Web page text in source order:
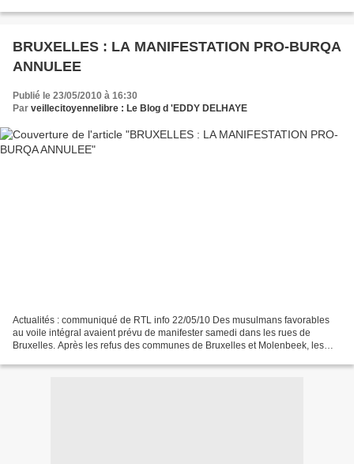
BRUXELLES : LA MANIFESTATION PRO-BURQA
ANNULEE
Publié le 23/05/2010 à 16:30
Par veillecitoyennelibre : Le Blog d 'EDDY DELHAYE
Actualités : communiqué de RTL info 22/05/10 Des musulmans favorables
au voile intégral avaient prévu de manifester samedi dans les rues de
Bruxelles. Après les refus des communes de Bruxelles et Molenbeek, les